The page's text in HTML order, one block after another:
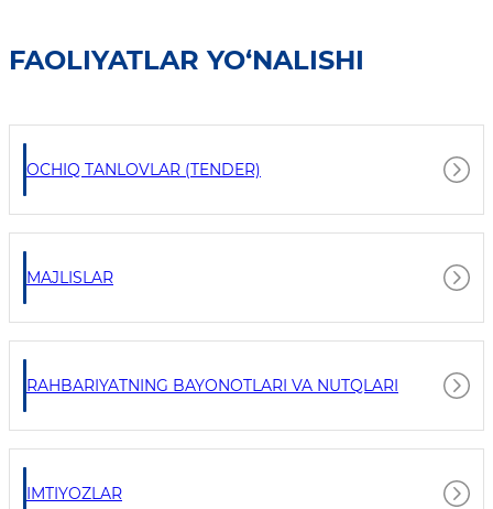
FAOLIYATLAR YO‘NALISHI
OCHIQ TANLOVLAR (TENDER)
MAJLISLAR
RAHBARIYATNING BAYONOTLARI VA NUTQLARI
IMTIYOZLAR